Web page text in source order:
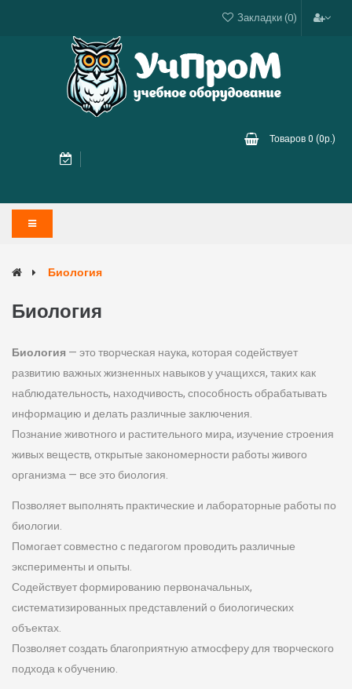
Закладки (0)
Товаров 0 (0р.)
Биология
Биология
Биология — это творческая наука, которая содействует
развитию важных жизненных навыков у учащихся, таких как
наблюдательность, находчивость, способность обрабатывать
информацию и делать различные заключения.
Познание животного и растительного мира, изучение строения
живых веществ, открытые закономерности работы живого
организма — все это биология.
Позволяет выполнять практические и лабораторные работы по
биологии.
Помогает совместно с педагогом проводить различные
эксперименты и опыты.
Содействует формированию первоначальных,
систематизированных представлений о биологических
объектах.
Позволяет создать благоприятную атмосферу для творческого
подхода к обучению.